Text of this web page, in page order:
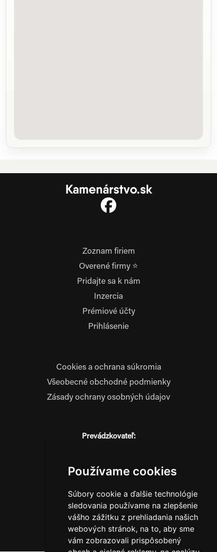
Používame cookies
Súbory cookie a ďalšie technológie
sledovania používame na zlepšenie
vášho zážitku z prehliadania našich
webových stránok, na to, aby sme
vám zobrazovali prispôsobený
Kamenárstvo.sk
Zoznam firiem
Overené firmy ⭐
Pridajte sa k nám
Inzercia
Prémiové účty
Prihlásenie
Cookies a ochrana súkromia
Všeobecné obchodné podmienky
Zásady ochrany osobných údajov
Prevádzkovateľ:
014 01 Bytča
DIČ: 2121076738
0911 955 646